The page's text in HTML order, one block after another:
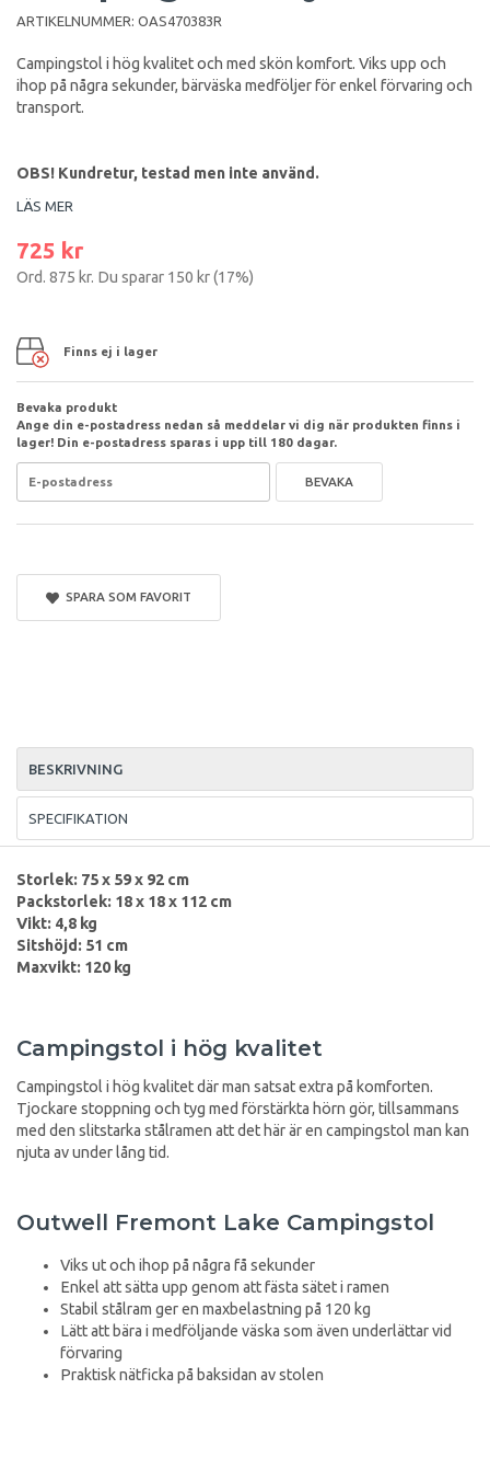
ARTIKELNUMMER: OAS470383R
Campingstol i hög kvalitet och med skön komfort. Viks upp och
ihop på några sekunder, bärväska medföljer för enkel förvaring och
transport.
OBS! Kundretur, testad men inte använd.
LÄS MER
725 kr
Ord. 875 kr. Du sparar 150 kr(17%)
Finns ej i lager
Bevaka produkt
Ange din e-postadress nedan så meddelar vi dig när produkten finns i
lager! Din e-postadress sparas i upp till 180 dagar.
BEVAKA
SPARA SOM FAVORIT
BESKRIVNING
SPECIFIKATION
Storlek: 75 x 59 x 92 cm
Packstorlek: 18 x 18 x 112 cm
Vikt: 4,8 kg
Sitshöjd: 51 cm
Maxvikt: 120 kg
Campingstol i hög kvalitet
Campingstol i hög kvalitet där man satsat extra på komforten.
Tjockare stoppning och tyg med förstärkta hörn gör, tillsammans
med den slitstarka stålramen att det här är en campingstol man kan
njuta av under lång tid.
Outwell Fremont Lake Campingstol
Viks ut och ihop på några få sekunder
Enkel att sätta upp genom att fästa sätet i ramen
Stabil stålram ger en maxbelastning på 120 kg
Lätt att bära i medföljande väska som även underlättar vid
förvaring
Praktisk nätficka på baksidan av stolen